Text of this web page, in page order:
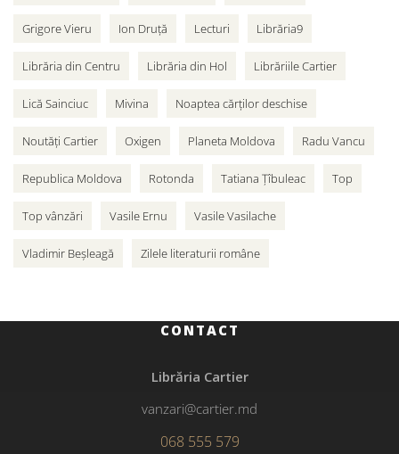
Grigore Vieru Ion Druță Lecturi Librăria9
Librăria din Centru Librăria din Hol Librăriile Cartier
Lică Sainciuc Mivina Noaptea cărților deschise
Noutăți Cartier Oxigen Planeta Moldova Radu Vancu
Republica Moldova Rotonda Tatiana Țîbuleac Top
Top vânzări Vasile Ernu Vasile Vasilache
Vladimir Beșleagă Zilele literaturii române
CONTACT
Librăria Cartier
vanzari@cartier.md
068 555 579